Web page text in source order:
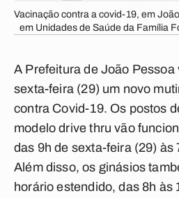
Vacinação contra a covid-19, em
em Unidades de Saúde da Família
A Prefeitura de João Pessoa
sexta-feira (29) um novo
contra Covid-19. Os postos
modelo drive thru vão
das 9h de sexta-feira (29) às
Além disso, os ginásios
horário estendido, das 8h às